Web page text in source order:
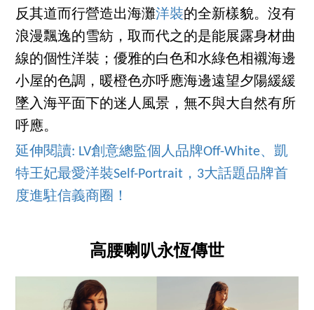
反其道而行營造出海灘洋裝的全新樣貌。沒有
浪漫飄逸的雪紡，取而代之的是能展露身材曲
線的個性洋裝；優雅的白色和水綠色相襯海邊
小屋的色調，暖橙色亦呼應海邊遠望夕陽緩緩
墜入海平面下的迷人風景，無不與大自然有所
呼應。
延伸閱讀: LV創意總監個人品牌Off-White、凱
特王妃最愛洋裝Self-Portrait，3大話題品牌首
度進駐信義商圈！
高腰喇叭永恆傳世